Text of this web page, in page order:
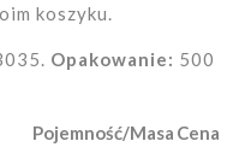
koszyku.
Opakowanie: 500
Pojemność/Masa Cena